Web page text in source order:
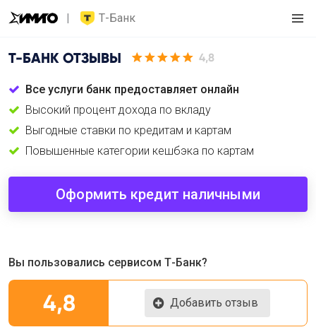
Т-Банк
Т-БАНК ОТЗЫВЫ 4,8
Все услуги банк предоставляет онлайн
Высокий процент дохода по вкладу
Выгодные ставки по кредитам и картам
Повышенные категории кешбэка по картам
Оформить кредит наличными
Вы пользовались сервисом Т-Банк?
4,8 Добавить отзыв